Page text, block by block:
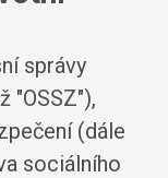
správy
"OSSZ"),
(dále
sociálního